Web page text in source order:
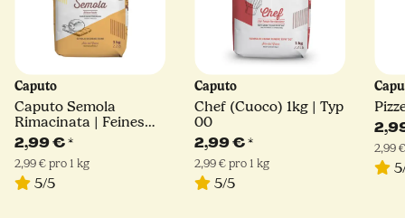
Caputo
Caputo Semola
Rimacinata | Feines
Hartweizengrieß | 1kg
2,99 €*
2,99 € pro 1 kg
5/5
Caputo
Chef (Cuoco) 1kg | Typ
00
2,99 €*
2,99 € pro 1 kg
5/5
2,99